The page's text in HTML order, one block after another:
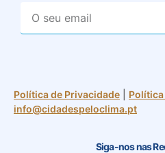
Política de Privacidade
info@cidadespeloclima.pt
Siga-nos nas